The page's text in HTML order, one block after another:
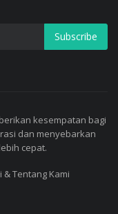
Subscribe
kesempatan bagi
dan menyebarkan
cepat.
& Tentang Kami